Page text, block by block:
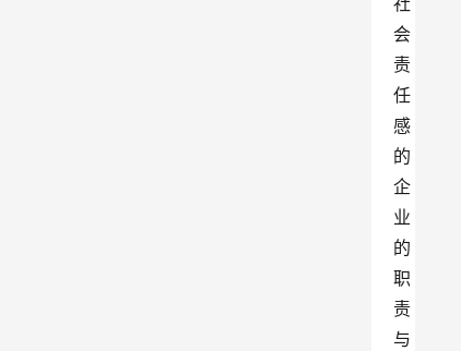
会
责
任
感
的
企
业
的
职
责
与